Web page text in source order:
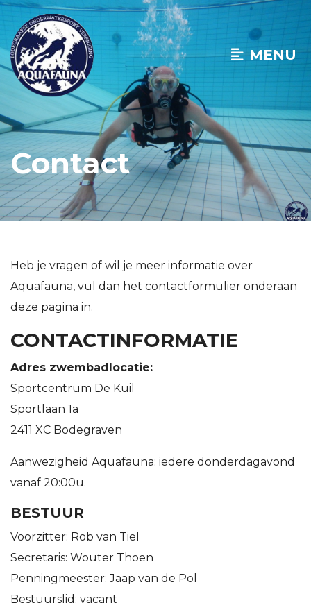
MENU
Contact
Heb je vragen of wil je meer informatie over
Aquafauna, vul dan het contactformulier onderaan
deze pagina in.
CONTACTINFORMATIE
Adres zwembadlocatie:
Sportcentrum De Kuil
Sportlaan 1a
2411 XC Bodegraven
Aanwezigheid Aquafauna: iedere donderdagavond
vanaf 20:00u.
BESTUUR
Voorzitter: Rob van Tiel
Secretaris: Wouter Thoen
Penningmeester: Jaap van de Pol
Bestuurslid: vacant